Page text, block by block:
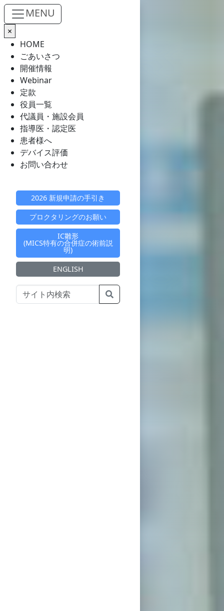
Skip to main content
MENU
×
HOME
ごあいさつ
開催情報
Webinar
定款
役員一覧
代議員・施設会員
指導医・認定医
患者様へ
デバイス評価
お問い合わせ
2026 新規申請の手引き
プロクタリングのお願い
IC雛形
(MICS特有の合併症の術前説
明)
ENGLISH